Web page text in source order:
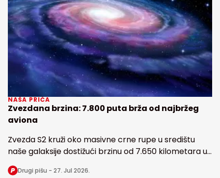
NAŠA PRIČA
Zvezdana brzina: 7.800 puta brža od najbržeg
aviona
Zvezda S2 kruži oko masivne crne rupe u središtu
naše galaksije dostižući brzinu od 7.650 kilometara u
sekundi
Drugi pišu - 27. Jul 2026.